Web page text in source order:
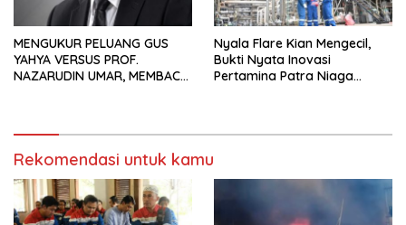
MENGUKUR PELUANG GUS
YAHYA VERSUS PROF.
NAZARUDIN UMAR, MEMBACA
Nyala Flare Kian Mengecil,
Bukti Nyata Inovasi
Pertamina Patra Niaga
Rekomendasi untuk kamu